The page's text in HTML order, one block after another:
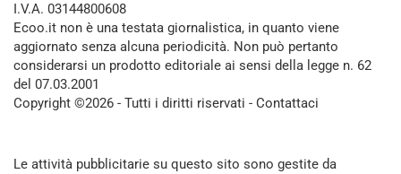
I.V.A. 03144800608
Ecoo.it non è una testata giornalistica, in quanto viene
aggiornato senza alcuna periodicità. Non può pertanto
considerarsi un prodotto editoriale ai sensi della legge n. 62
del 07.03.2001
Copyright ©2026 - Tutti i diritti riservati - Contattaci
Le attività pubblicitarie su questo sito sono gestite da